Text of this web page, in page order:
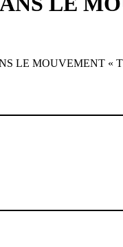
LE MOUVEMENT «